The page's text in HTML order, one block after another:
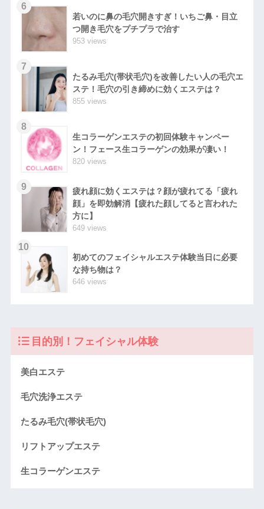
6
若いのに鼻の毛穴開きすぎ！いちご鼻・目立
つ開き毛穴をプチプラで治す
953 views
7
たるみ毛穴(帯状毛穴)を改善したい人の毛穴エ
ステ！毛穴の引き締めに効くエステは？
855 views
8
生コラーゲンエステの初回体験キャンペー
ン！フェース生コラーゲンの効果が凄い！
820 views
9
疲れ顔に効くエステは？顔が疲れてる「疲れ
顔」を即効解消【疲れた顔してると言われた
方に】
649 views
10
初めてのフェイシャルエステ体験当日に必要
な持ち物は？
646 views
目的別！フェイシャル体験
美白エステ
毛穴洗浄エステ
たるみ毛穴(帯状毛穴)
リフトアップエステ
生コラーゲンエステ